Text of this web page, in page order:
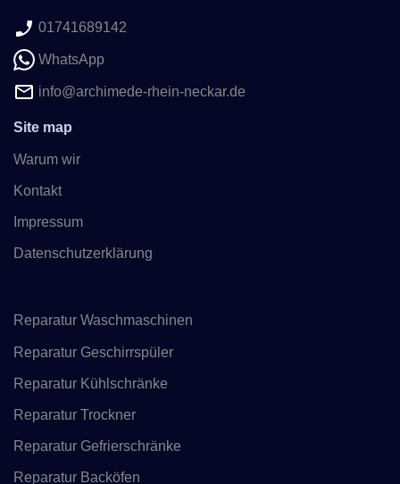
01741689142
WhatsApp
info@archimede-rhein-neckar.de
Site map
Warum wir
Kontakt
Impressum
Datenschutzerklärung
Reparatur Waschmaschinen
Reparatur Geschirrspüler
Reparatur Kühlschränke
Reparatur Trockner
Reparatur Gefrierschränke
Reparatur Backöfen